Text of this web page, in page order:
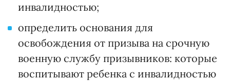
инвалидностью;
определить основания для
освобождения от призыва на срочную
военную службу призывников: которые
воспитывают ребенка с инвалидностью